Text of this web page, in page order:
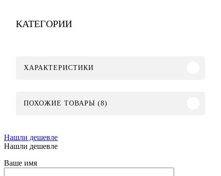
КАТЕГОРИИ
ХАРАКТЕРИСТИКИ
ПОХОЖИЕ ТОВАРЫ (8)
Нашли дешевле
Нашли дешевле
Ваше имя